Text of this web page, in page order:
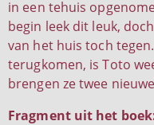
in een tehuis
begin leek dit leuk,
van het huis toch
terugkomen, is Toto
brengen ze twee
Fragment uit het